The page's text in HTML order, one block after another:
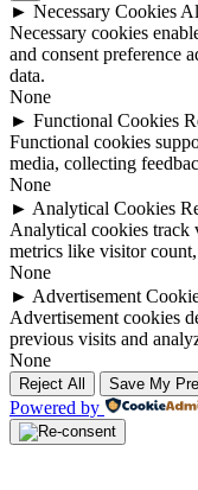
► Necessary Cookies
Necessary cookies
and consent preference
data.
None
► Functional Cookies
Functional cookies
media, collecting
None
► Analytical Cookies
Analytical cookies track
metrics like visitor
None
► Advertisement
Advertisement cookies
previous visits and
None
Reject All Save My
Powered by